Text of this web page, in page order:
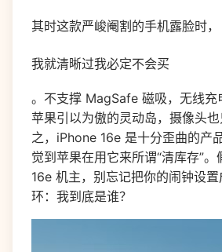
其时这款严峻阉割的手机露脸时，
我就清晰过我必定不会买
。不支撑 MagSafe 磁吸，无线充
苹果引以为傲的灵动岛，摄像头
之，iPhone 16e 是十分歪曲的产
觉到苹果在用它来所谓“清库存”
16e 机主，别忘记把你的闹钟设
环：我到底是谁？